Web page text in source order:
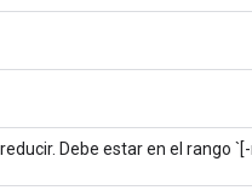
Debe estar en el rango